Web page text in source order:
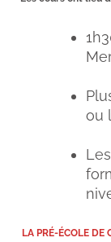
ou
LA PRÉ-ÉCOLE